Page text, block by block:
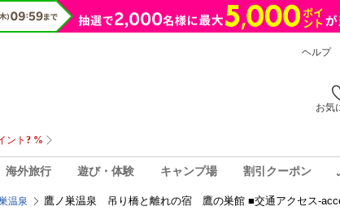
ヘルプ
お気
海外旅行 遊び・体験 キャンプ場 割引クーポン
温泉 鷹ノ巣温泉 吊り橋と離れの宿 鷹の巣館 ■交通アクセス-